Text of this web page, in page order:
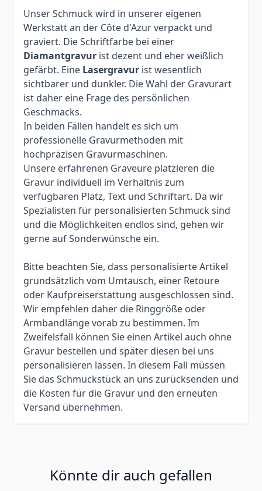
Unser Schmuck wird in unserer eigenen
Werkstatt an der Côte d'Azur verpackt und
graviert. Die Schriftfarbe bei einer
Diamantgravur ist dezent und eher weißlich
gefärbt. Eine Lasergravur ist wesentlich
sichtbarer und dunkler. Die Wahl der Gravurart
ist daher eine Frage des persönlichen
Geschmacks.
In beiden Fällen handelt es sich um
professionelle Gravurmethoden mit
hochpräzisen Gravurmaschinen.
Unsere erfahrenen Graveure platzieren die
Gravur individuell im Verhältnis zum
verfügbaren Platz, Text und Schriftart. Da wir
Spezialisten für personalisierten Schmuck sind
und die Möglichkeiten endlos sind, gehen wir
gerne auf Sonderwünsche ein.
Bitte beachten Sie, dass personalisierte Artikel
grundsätzlich vom Umtausch, einer Retoure
oder Kaufpreiserstattung ausgeschlossen sind.
Wir empfehlen daher die Ringgröße oder
Armbandlänge vorab zu bestimmen. Im
Zweifelsfall können Sie einen Artikel auch ohne
Gravur bestellen und später diesen bei uns
personalisieren lassen. In diesem Fall müssen
Sie das Schmuckstück an uns zurücksenden und
die Kosten für die Gravur und den erneuten
Versand übernehmen.
Könnte dir auch gefallen